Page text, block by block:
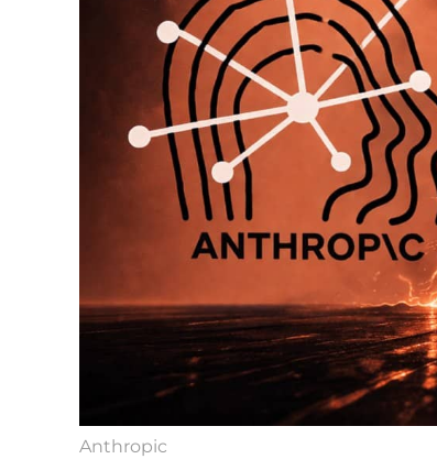
Anthropic